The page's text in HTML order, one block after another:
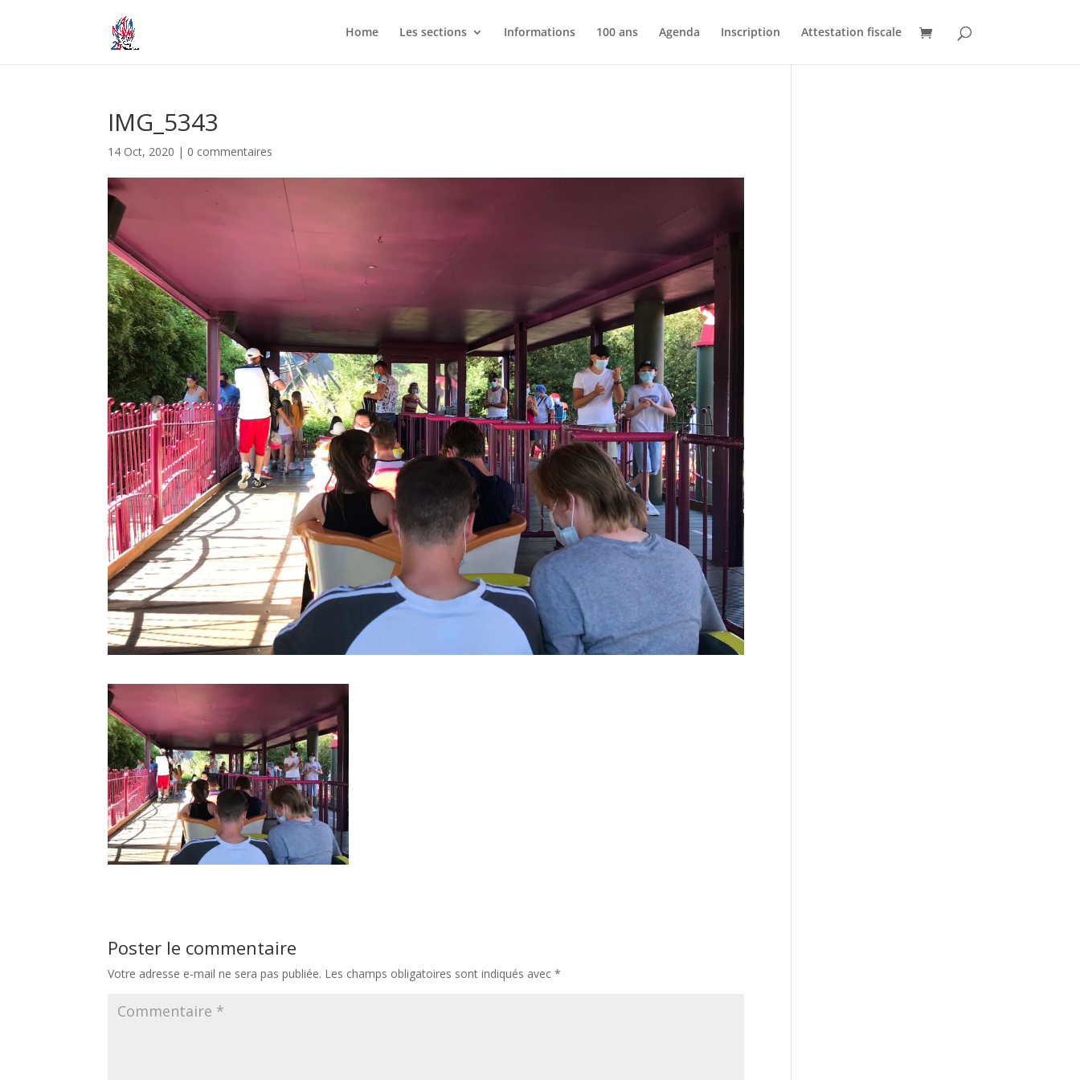
Home Les sections Informations 100 ans Agenda Inscription Attestation fiscale
IMG_5343
14 Oct, 2020 | 0 commentaires
Poster le commentaire
Votre adresse e-mail ne sera pas publiée. Les champs obligatoires sont indiqués avec*